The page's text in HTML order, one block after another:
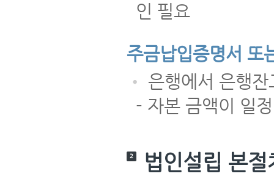
인 필요
주금납입증명서 또
• 은행에서 은행
- 자본 금액이 일
2 법인설립 본절